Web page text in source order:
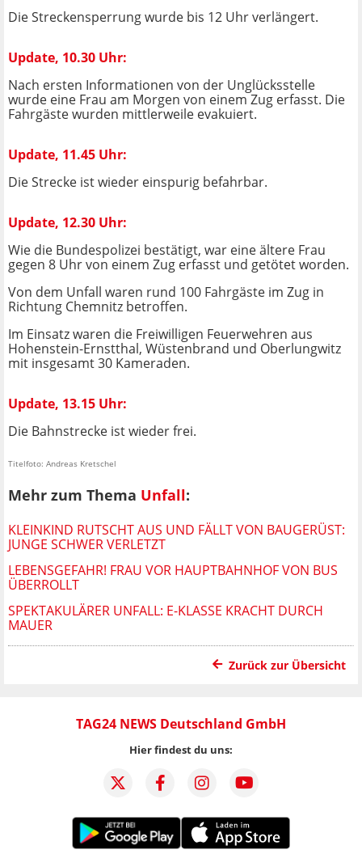
Die Streckensperrung wurde bis 12 Uhr verlängert.
Update, 10.30 Uhr:
Nach ersten Informationen von der Unglücksstelle
wurde eine Frau am Morgen von einem Zug erfasst. Die
Fahrgäste wurden mittlerweile evakuiert.
Update, 11.45 Uhr:
Die Strecke ist wieder einspurig befahrbar.
Update, 12.30 Uhr:
Wie die Bundespolizei bestätigt, war eine ältere Frau
gegen 8 Uhr von einem Zug erfasst und getötet worden.
Von dem Unfall waren rund 100 Fahrgäste im Zug in
Richtung Chemnitz betroffen.
Im Einsatz waren die Freiwilligen Feuerwehren aus
Hohenstein-Ernstthal, Wüstenbrand und Oberlungwitz
mit insgesamt 30 Kameraden.
Update, 13.15 Uhr:
Die Bahnstrecke ist wieder frei.
Titelfoto: Andreas Kretschel
Mehr zum Thema Unfall:
KLEINKIND RUTSCHT AUS UND FÄLLT VON BAUGERÜST:
JUNGE SCHWER VERLETZT
LEBENSGEFAHR! FRAU VOR HAUPTBAHNHOF VON BUS
ÜBERROLLT
SPEKTAKULÄRER UNFALL: E-KLASSE KRACHT DURCH
MAUER
Zurück zur Übersicht
TAG24 NEWS Deutschland GmbH
Hier findest du uns: